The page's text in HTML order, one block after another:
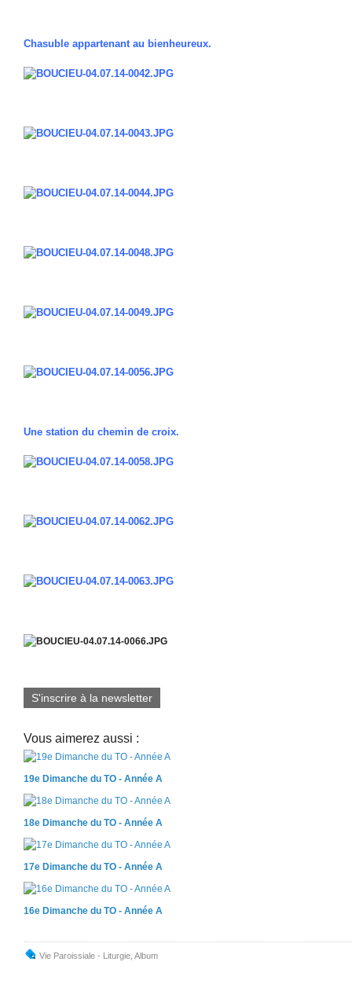
Chasuble appartenant au bienheureux.
Une station du chemin de croix.
S'inscrire à la newsletter
Vous aimerez aussi :
19e Dimanche du TO - Année A
18e Dimanche du TO - Année A
17e Dimanche du TO - Année A
16e Dimanche du TO - Année A
Vie Paroissiale - Liturgie Album